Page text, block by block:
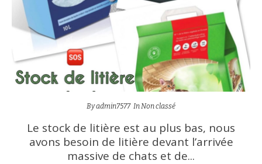
Byadmin7577 In Non classé
Le stock de litière est au plus bas, nous
avons besoin de litière devant l’arrivée
massive de chats et de...